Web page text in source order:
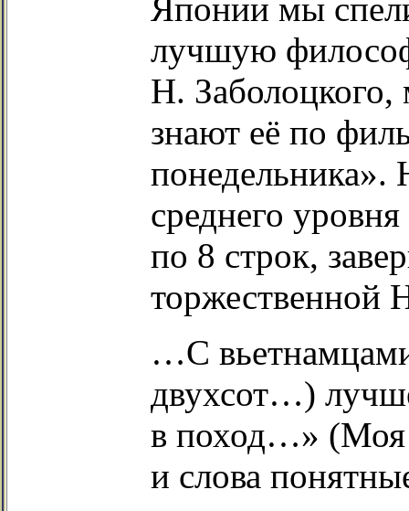
Японии мы
лучшую
Н.
знают её по
понедельника».
среднего
по 8 строк,
…С
двухсот…)
в поход…» (Моя
и слова